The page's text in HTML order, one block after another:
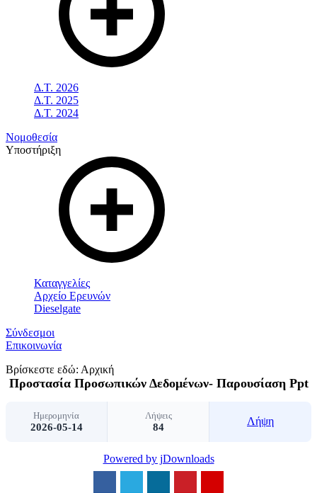
Δ.Τ. 2026
Δ.Τ. 2025
Δ.Τ. 2024
Νομοθεσία
Υποστήριξη
Καταγγελίες
Αρχείο Ερευνών
Dieselgate
Σύνδεσμοι
Επικοινωνία
Βρίσκεστε εδώ: Αρχική
Προστασία Προσωπικών Δεδομένων- Παρουσίαση Ppt
Ημερομηνία
2026-05-14
Λήψεις
84 Λήψη
Powered by jDownloads